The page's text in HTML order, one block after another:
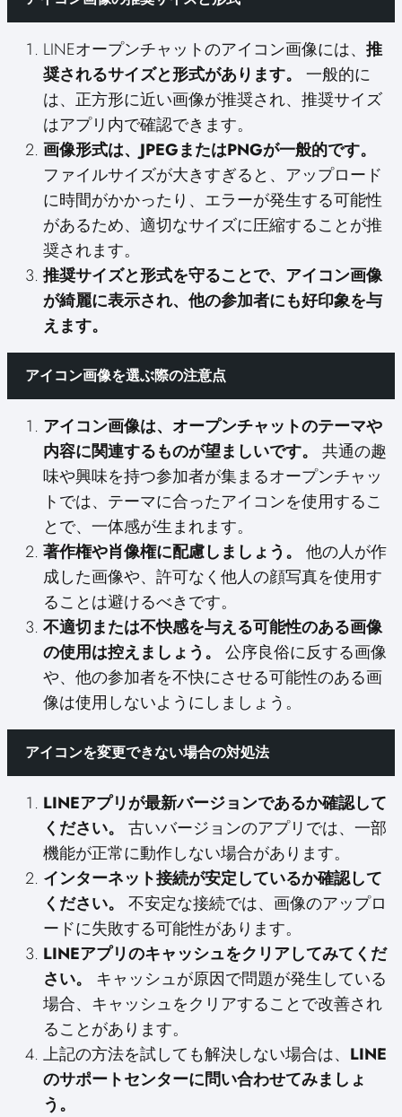
LINEオープンチャットのアイコン画像には、 推
奨されるサイズと形式があります。
一般的に
は、正方形に近い画像が推奨され、推奨サイズ
はアプリ内で確認できます。
画像形式は、JPEGまたはPNGが一般的です。
ファイルサイズが大きすぎると、アップロード
に時間がかかったり、エラーが発生する可能性
があるため、適切なサイズに圧縮することが推
奨されます。
推奨サイズと形式を守ることで、アイコン画像
が綺麗に表示され、他の参加者にも好印象を与
えます。
アイコン画像を選ぶ際の注意点
アイコン画像は、オープンチャットのテーマや
内容に関連するものが望ましいです。
共通の趣
味や興味を持つ参加者が集まるオープンチャッ
トでは、テーマに合ったアイコンを使用するこ
とで、一体感が生まれます。
著作権や肖像権に配慮しましょう。
他の人が作
成した画像や、許可なく他人の顔写真を使用す
ることは避けるべきです。
不適切または不快感を与える可能性のある画像
の使用は控えましょう。
公序良俗に反する画像
や、他の参加者を不快にさせる可能性のある画
像は使用しないようにしましょう。
アイコンを変更できない場合の対処法
LINEアプリが最新バージョンであるか確認して
ください。
古いバージョンのアプリでは、一部
機能が正常に動作しない場合があります。
インターネット接続が安定しているか確認して
ください。
不安定な接続では、画像のアップロ
ードに失敗する可能性があります。
LINEアプリのキャッシュをクリアしてみてくだ
さい。
キャッシュが原因で問題が発生している
場合、キャッシュをクリアすることで改善され
ることがあります。
上記の方法を試しても解決しない場合は、 LINE
のサポートセンターに問い合わせてみましょ
う。